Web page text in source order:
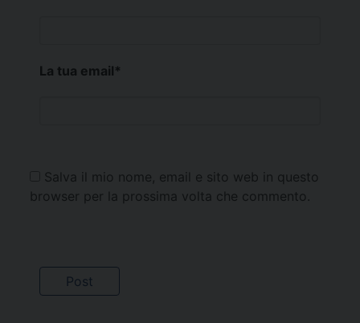
La tua email*
Salva il mio nome, email e sito web in questo
browser per la prossima volta che commento.